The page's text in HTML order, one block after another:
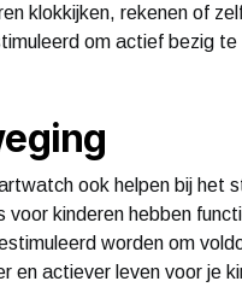
klokkijken, rekenen of
om actief bezig
ook helpen bij het
voor kinderen hebben
worden om
en actiever leven voor je